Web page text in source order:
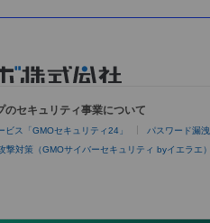
のセキュリティ事業について
ス「GMOセキュリティ24」 パスワード漏
撃対策（GMOサイバーセキュリティ byイエラエ）